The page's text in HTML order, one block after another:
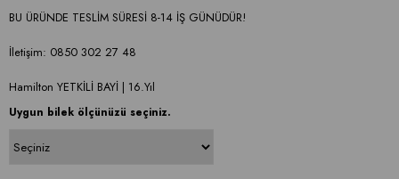
BU ÜRÜNDE TESLİM SÜRESİ 8-14 İŞ GÜNÜDÜR!
İletişim: 0850 302 27 48
Hamilton YETKİLİ BAYİ | 16.Yıl
Uygun bilek ölçünüzü seçiniz.